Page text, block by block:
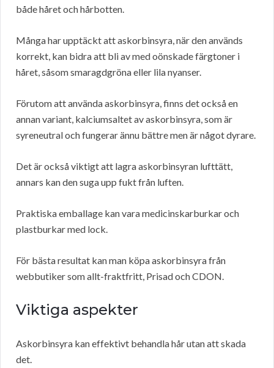
både håret och hårbotten.
Många har upptäckt att askorbinsyra, när den används
korrekt, kan bidra att bli av med oönskade färgtoner i
håret, såsom smaragdgröna eller lila nyanser.
Förutom att använda askorbinsyra, finns det också en
annan variant, kalciumsaltet av askorbinsyra, som är
syreneutral och fungerar ännu bättre men är något dyrare.
Det är också viktigt att lagra askorbinsyran lufttätt,
annars kan den suga upp fukt från luften.
Praktiska emballage kan vara medicinskarburkar och
plastburkar med lock.
För bästa resultat kan man köpa askorbinsyra från
webbutiker som allt-fraktfritt, Prisad och CDON.
Viktiga aspekter
Askorbinsyra kan effektivt behandla hår utan att skada
det.